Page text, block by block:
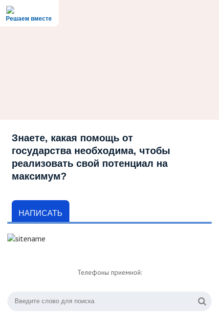
Решаем вместе
Знаете, какая помощь от
государства необходима, чтобы
реализовать свой потенциал на
максимум?
НАПИСАТЬ
Телефоны приемной: